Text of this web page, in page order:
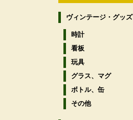
ヴィンテージ・グッズ
時計
看板
玩具
グラス、マグ
ボトル、缶
その他